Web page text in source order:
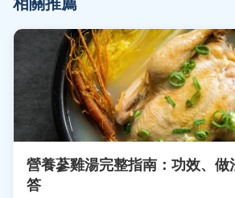
營養蔘雞湯完整指南：功效、做
答